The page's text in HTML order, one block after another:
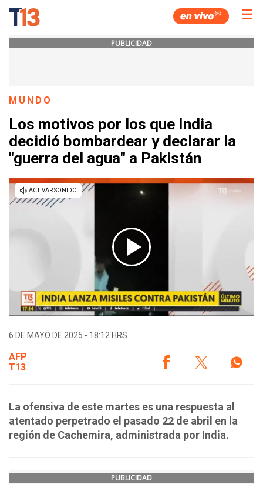
☰
PUBLICIDAD
MUNDO
Los motivos por los que India
decidió bombardear y declarar la
"guerra del agua" a Pakistán
6 DE MAYO DE 2025 - 18:12 HRS.
AFP
T13
La ofensiva de este martes es una respuesta al
atentado perpetrado el pasado 22 de abril en la
región de Cachemira, administrada por India.
PUBLICIDAD